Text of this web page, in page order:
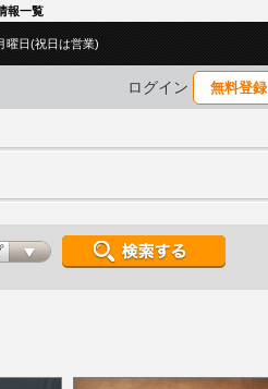
報一覧
曜日(祝日は営業)
ログイン 無料登録